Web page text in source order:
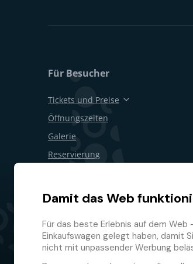
Für Besucher
Tickets und Preise
Öffnungszeiten
Galerie
Reservierung
Damit das Web
Für das beste Erlebnis auf dem
Einkaufswagen gelegt haben, damit
nicht mit unpassender Werbung